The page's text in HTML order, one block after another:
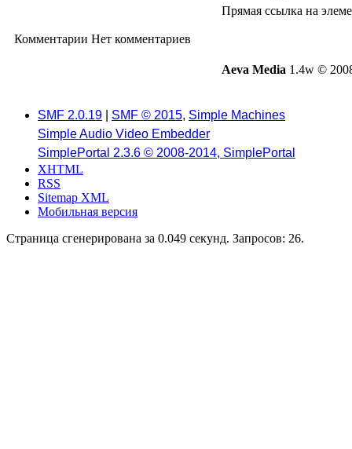
Прямая ссылка на
Комментарии Нет комментариев
Aeva Media 1.4w ©
SMF 2.0.19 SMF © 2015, Simple Machines
Simple Audio Video Embedder
SimplePortal 2.3.6 © 2008-2014, SimplePortal
XHTML
RSS
Sitemap XML
Мобильная версия
Страница сгенерирована за 0.049 секунд. Запросов: 26.